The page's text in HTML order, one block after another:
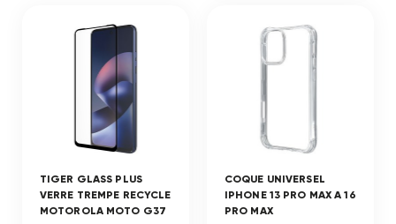
TIGER GLASS PLUS
VERRE TREMPE RECYCLE
MOTOROLA MOTO G37
COQUE UNIVERSEL
IPHONE 13 PRO MAX A 16
PRO MAX